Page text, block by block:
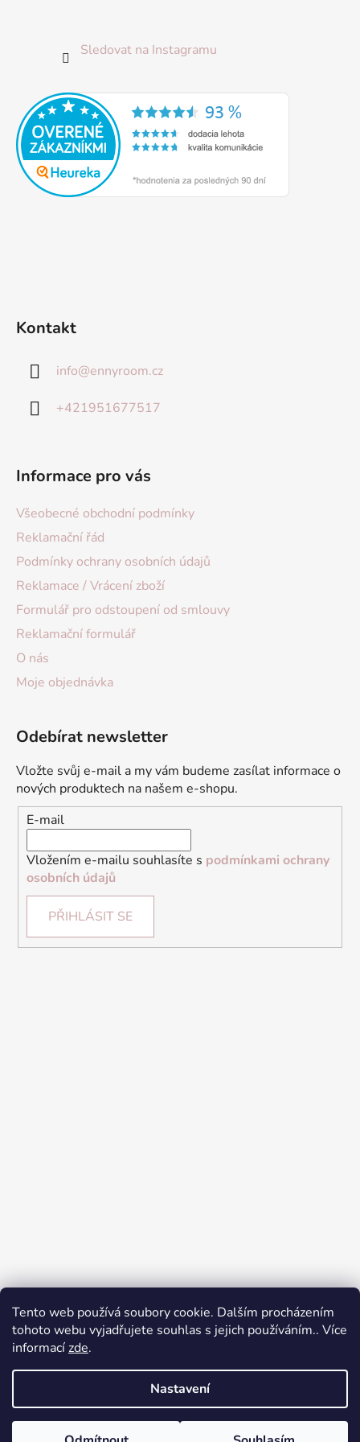
Tento web používá soubory cookie. Dalším procházením
tohoto webu vyjadřujete souhlas s jejich používáním.. Více
informacízde.
Nastavení
Sledovat na Instagramu
Kontakt
info@ennyroom.cz
+421951677517
Informace pro vás
Všeobecné obchodní podmínky
Reklamační řád
Podmínky ochrany osobních údajů
Reklamace / Vrácení zboží
Formulář pro odstoupení od smlouvy
Reklamační formulář
O nás
Moje objednávka
Odebírat newsletter
Vložte svůj e-mail a my vám budeme zasílat informace o
nových produktech na našem e-shopu.
E-mail
Vložením e-mailu souhlasíte s podmínkami ochrany
osobních údajů
PŘIHLÁSIT SE
Přijímáme online platby